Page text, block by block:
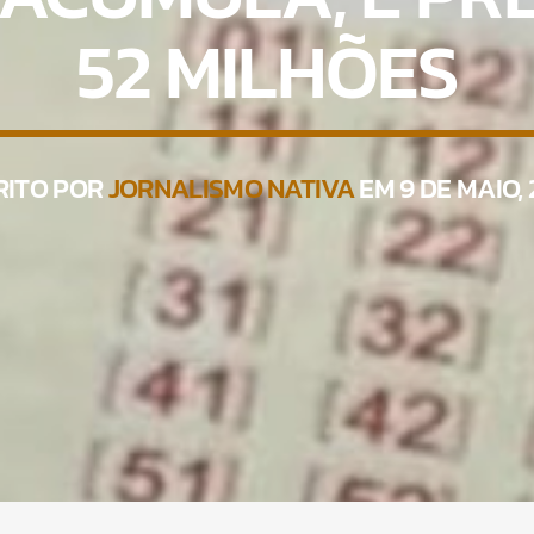
52 MILHÕES
PORJORNALISMO NATIVAEM 9 DE